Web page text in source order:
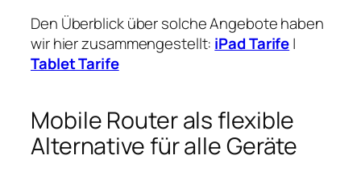
Den Überblick über solche Angebote haben
wir hier zusammengestellt: iPad Tarife|
Tablet Tarife
Mobile Router als flexible
Alternative für alle Geräte